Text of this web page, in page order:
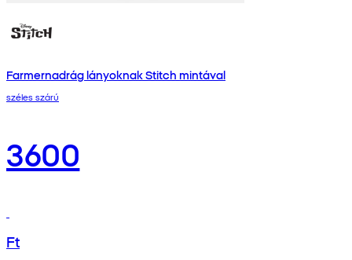
Farmernadrág lányoknak Stitch mintával
széles szárú
3600
Ft